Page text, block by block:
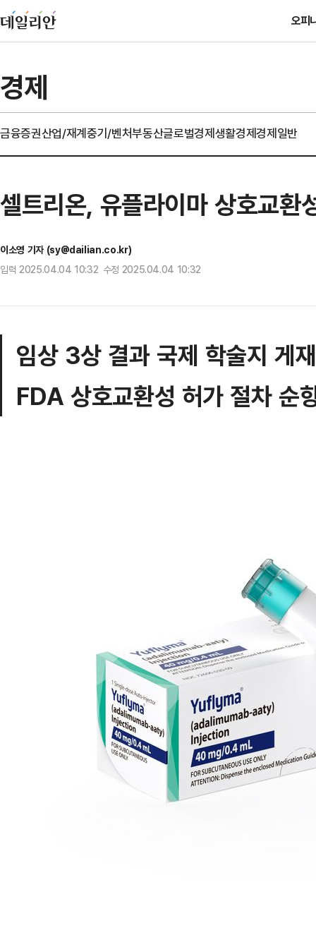
오피
경제
금융증권산업/재계중기/벤처부동산글로벌경제생활경제경제일반
셀트리온, 유플라이마 상호교환
이소영 기자 (sy@dailian.co.kr)
입력 2025.04.04 10:32 수정 2025.04.04 10:32
임상 3상 결과 국제 학술지 게재
FDA 상호교환성 허가 절차 순